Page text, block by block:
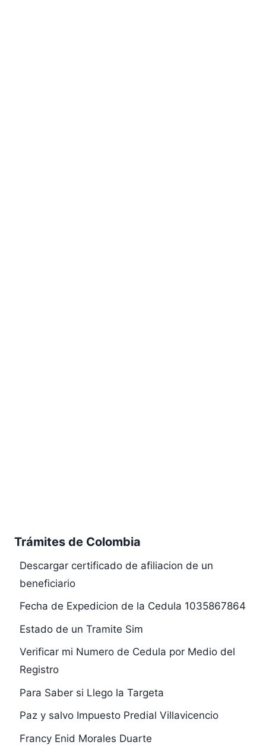
Trámites de Colombia
Descargar certificado de afiliacion de un
beneficiario
Fecha de Expedicion de la Cedula 1035867864
Estado de un Tramite Sim
Verificar mi Numero de Cedula por Medio del
Registro
Para Saber si Llego la Targeta
Paz y salvo Impuesto Predial Villavicencio
Francy Enid Morales Duarte